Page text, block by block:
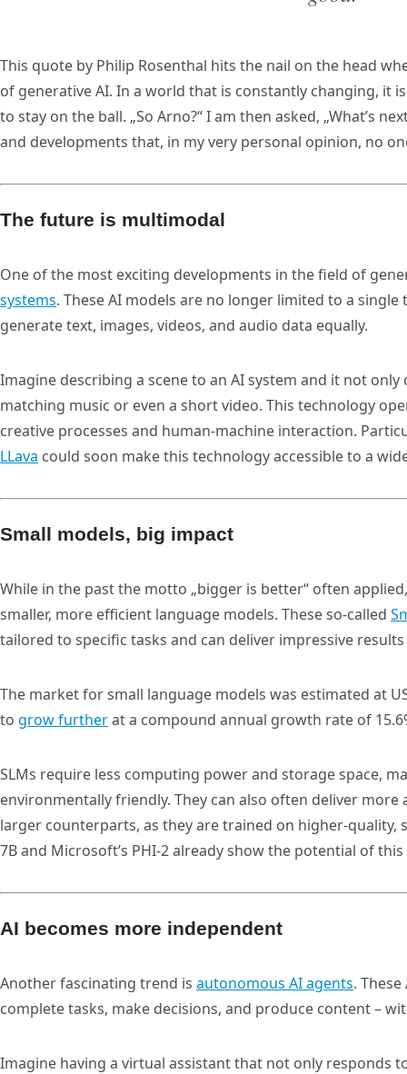
This quote by Philip Rosenthal hits the nail on the head
of generative AI. In a world that is constantly changing, it
to stay on the ball. „So Arno?“ I am then asked, „What’s
and developments that, in my very personal opinion, no
The future is multimodal
One of the most exciting developments in the field of
systems. These AI models are no longer limited to a
generate text, images, videos, and audio data equally.
Imagine describing a scene to an AI system and it not
matching music or even a short video. This technology
creative processes and human-machine interaction.
LLava could soon make this technology accessible to a
Small models, big impact
While in the past the motto „bigger is better“ often
smaller, more efficient language models. These so-called
tailored to specific tasks and can deliver impressive
The market for small language models was estimated at
to grow furtherat a compound annual growth rate of
SLMs require less computing power and storage space,
environmentally friendly. They can also often deliver
larger counterparts, as they are trained on higher-quality,
7B and Microsoft’s PHI-2 already show the potential of
AI becomes more independent
Another fascinating trend is autonomous AI agents.
complete tasks, make decisions, and produce content –
Imagine having a virtual assistant that not only responds